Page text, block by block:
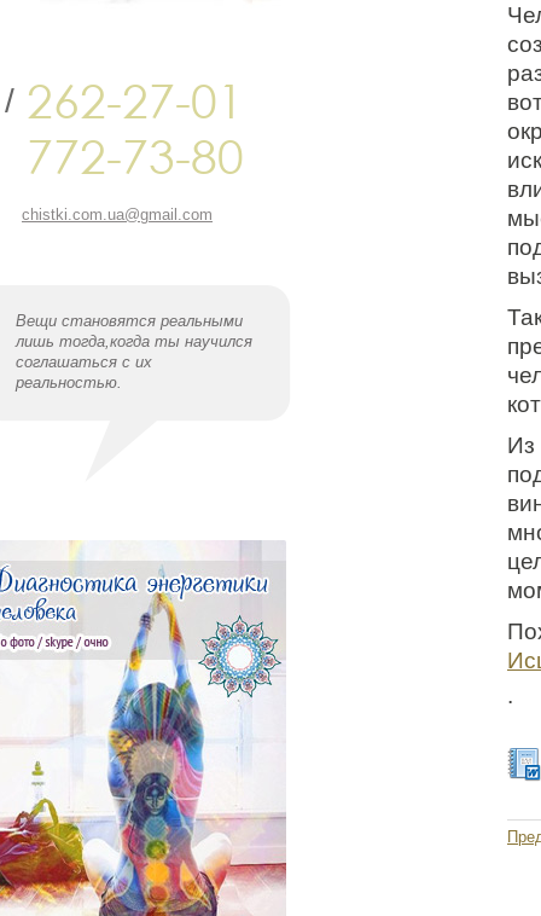
/ 262-27-01
772-73-80
chistki.com.ua@gmail.com
Вещи становятся реальными
лишь тогда,когда ты научился
соглашаться с их
реальностью.
Из
.